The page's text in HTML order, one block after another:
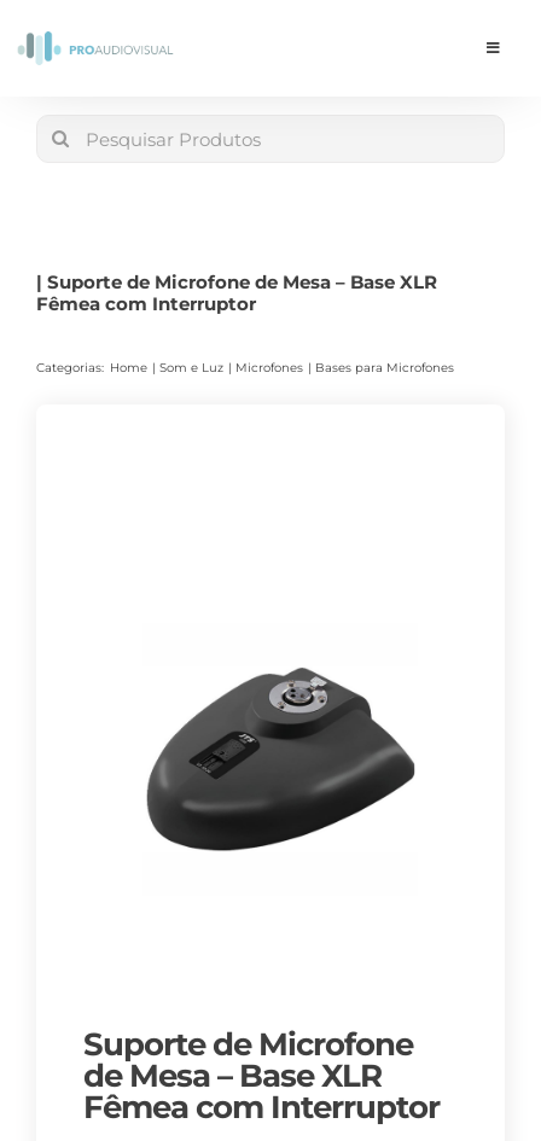
Toggle
Search
| Suporte de Microfone de Mesa – Base XLR
Fêmea com Interruptor
Categorias: Home Som e Luz Microfones Bases para Microfones
Suporte de Microfone
de Mesa – Base XLR
Fêmea com Interruptor